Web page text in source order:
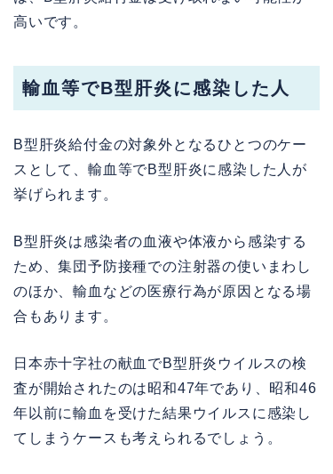
高いです。
輸血等でB型肝炎に感染した人
B型肝炎給付金の対象外となるひとつのケー
スとして、輸血等でB型肝炎に感染した人が
挙げられます。
B型肝炎は感染者の血液や体液から感染する
ため、集団予防接種での注射器の使いまわし
のほか、輸血などの医療行為が原因となる場
合もあります。
日本赤十字社の献血でB型肝炎ウイルスの検
査が開始されたのは昭和47年であり、昭和46
年以前に輸血を受けた結果ウイルスに感染し
てしまうケースも考えられるでしょう。